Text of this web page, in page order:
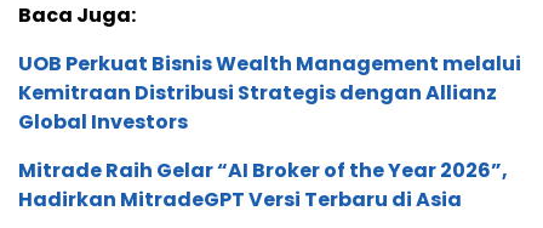
Baca Juga:
UOB Perkuat Bisnis Wealth Management melalui
Kemitraan Distribusi Strategis dengan Allianz
Global Investors
Mitrade Raih Gelar “AI Broker of the Year 2026”,
Hadirkan MitradeGPT Versi Terbaru di Asia